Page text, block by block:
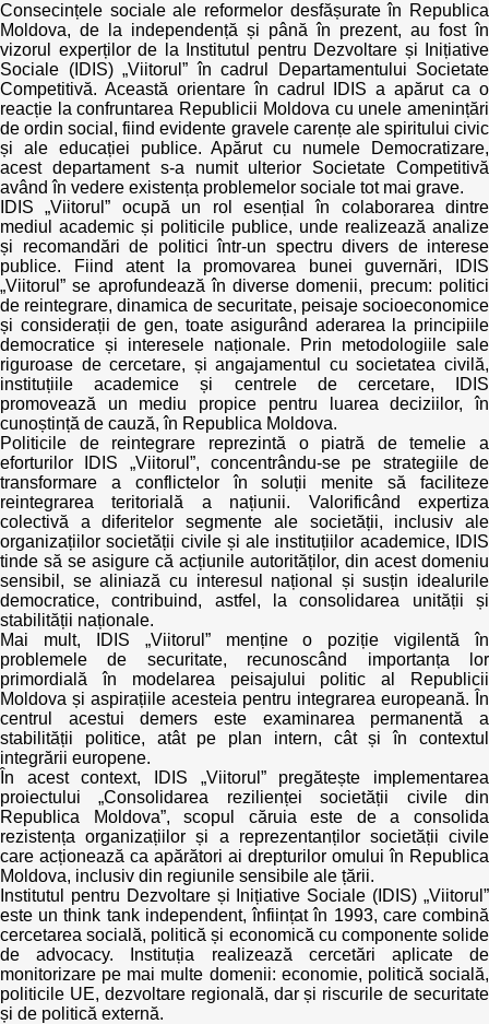
Consecințele sociale ale reformelor desfășurate în Republica
Moldova, de la independență și până în prezent, au fost în
vizorul experților de la Institutul pentru Dezvoltare și Inițiative
Sociale (IDIS) „Viitorul” în cadrul Departamentului Societate
Competitivă. Această orientare în cadrul IDIS a apărut ca o
reacție la confruntarea Republicii Moldova cu unele amenințări
de ordin social, fiind evidente gravele carențe ale spiritului civic
și ale educației publice. Apărut cu numele Democratizare,
acest departament s-a numit ulterior Societate Competitivă
având în vedere existența problemelor sociale tot mai grave.
IDIS „Viitorul” ocupă un rol esențial în colaborarea dintre
mediul academic și politicile publice, unde realizează analize
și recomandări de politici într-un spectru divers de interese
publice. Fiind atent la promovarea bunei guvernări, IDIS
„Viitorul” se aprofundează în diverse domenii, precum: politici
de reintegrare, dinamica de securitate, peisaje socioeconomice
și considerații de gen, toate asigurând aderarea la principiile
democratice și interesele naționale. Prin metodologiile sale
riguroase de cercetare, și angajamentul cu societatea civilă,
instituțiile academice și centrele de cercetare, IDIS
promovează un mediu propice pentru luarea deciziilor, în
cunoștință de cauză, în Republica Moldova.
Politicile de reintegrare reprezintă o piatră de temelie a
eforturilor IDIS „Viitorul”, concentrându-se pe strategiile de
transformare a conflictelor în soluții menite să faciliteze
reintegrarea teritorială a națiunii. Valorificând expertiza
colectivă a diferitelor segmente ale societății, inclusiv ale
organizațiilor societății civile și ale instituțiilor academice, IDIS
tinde să se asigure că acțiunile autorităților, din acest domeniu
sensibil, se aliniază cu interesul național și susțin idealurile
democratice, contribuind, astfel, la consolidarea unității și
stabilității naționale.
Mai mult, IDIS „Viitorul” menține o poziție vigilentă în
problemele de securitate, recunoscând importanța lor
primordială în modelarea peisajului politic al Republicii
Moldova și aspirațiile acesteia pentru integrarea europeană. În
centrul acestui demers este examinarea permanentă a
stabilității politice, atât pe plan intern, cât și în contextul
integrării europene.
În acest context, IDIS „Viitorul” pregătește implementarea
proiectului „Consolidarea rezilienței societății civile din
Republica Moldova”, scopul căruia este de a consolida
rezistența organizațiilor și a reprezentanților societății civile
care acționează ca apărători ai drepturilor omului în Republica
Moldova, inclusiv din regiunile sensibile ale țării.
Institutul pentru Dezvoltare și Inițiative Sociale (IDIS) „Viitorul”
este un think tank independent, înființat în 1993, care combină
cercetarea socială, politică și economică cu componente solide
de advocacy. Instituția realizează cercetări aplicate de
monitorizare pe mai multe domenii: economie, politică socială,
politicile UE, dezvoltare regională, dar și riscurile de securitate
și de politică externă.